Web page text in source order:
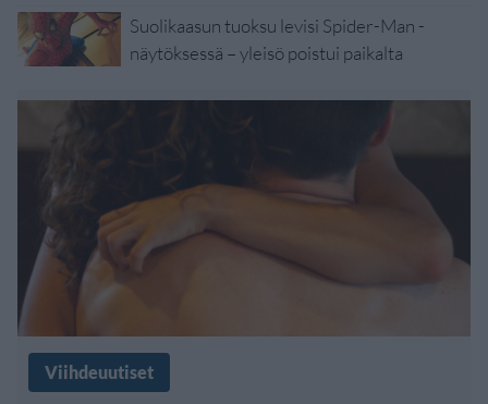
Suolikaasun tuoksu levisi Spider-Man -
näytöksessä – yleisö poistui paikalta
Viihdeuutiset